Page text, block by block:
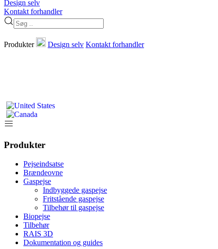
Design selv
Kontakt forhandler
Produkter Design selv Kontakt forhandler
Produkter
Pejseindsatse
Brændeovne
Gaspejse
Indbyggede gaspejse
Fritstående gaspejse
Tilbehør til gaspejse
Biopejse
Tilbehør
RAIS 3D
Dokumentation og guides